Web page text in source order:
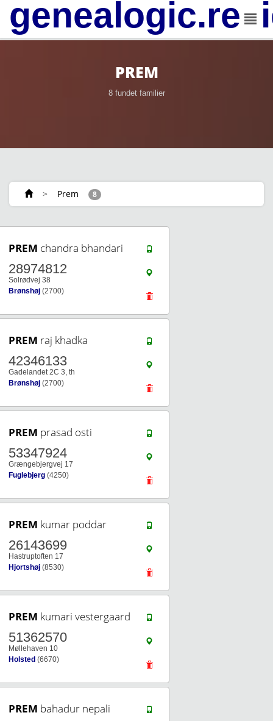
PREM
8 fundet familier
> Prem 8
PREM chandra bhandari
28974812
Solrødvej 38
Brønshøj (2700)
PREM raj khadka
42346133
Gadelandet 2C 3, th
Brønshøj (2700)
PREM prasad osti
53347924
Grængebjergvej 17
Fuglebjerg (4250)
PREM kumar poddar
26143699
Hastruptoften 17
Hjortshøj (8530)
PREM kumari vestergaard
51362570
Møllehaven 10
Holsted (6670)
PREM bahadur nepali